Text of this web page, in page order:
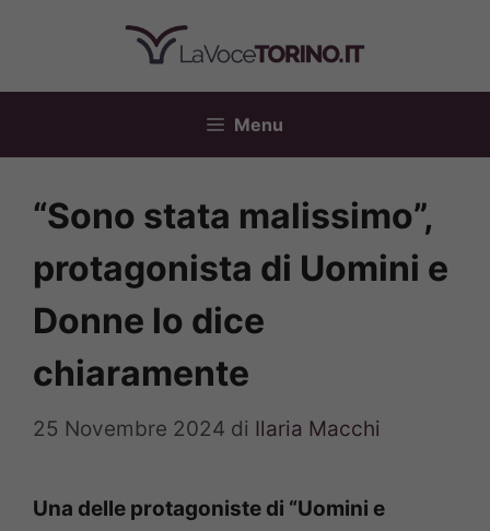
contenuto
Menu
“Sono stata malissimo”,
protagonista di Uomini e
Donne lo dice
chiaramente
25 Novembre 2024 di Ilaria Macchi
Una delle protagoniste di “Uomini e